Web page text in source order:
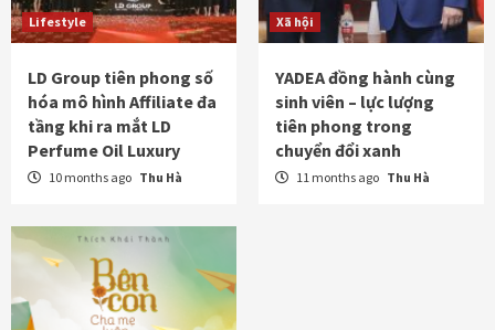
Lifestyle
LD Group tiên phong số
hóa mô hình Affiliate đa
tầng khi ra mắt LD
Perfume Oil Luxury
10 months ago Thu Hà
Xã hội
YADEA đồng hành cùng
sinh viên – lực lượng
tiên phong trong
chuyển đổi xanh
11 months ago Thu Hà